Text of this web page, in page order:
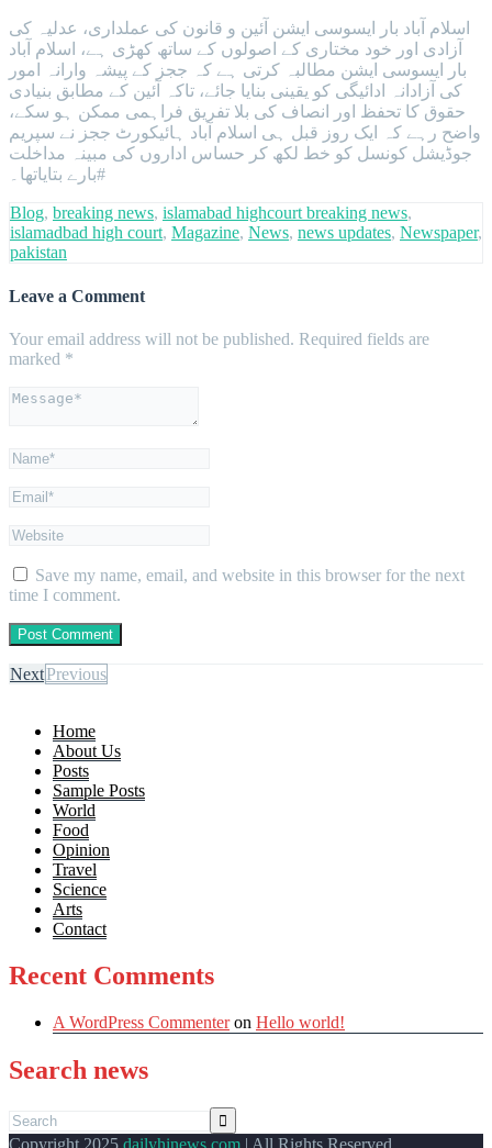
اسلام آباد بار ایسوسی ایشن آئین و قانون کی عملداری، عدلیہ کی
آزادی اور خود مختاری کے اصولوں کے ساتھ کھڑی ہے، اسلام آباد
بار ایسوسی ایشن مطالبہ کرتی ہے کہ ججز کے پیشہ وارانہ امور
کی آزادانہ ادائیگی کو یقینی بنایا جائے، تاکہ آئین کے مطابق بنیادی
حقوق کا تحفظ اور انصاف کی بلا تفریق فراہمی ممکن ہو سکے،
واضح رہے کہ ایک روز قبل ہی اسلام آباد ہائیکورٹ ججز نے سپریم
جوڈیشل کونسل کو خط لکھ کر حساس اداروں کی مبینہ مداخلت
بارے بتایاتھا۔#
Blog, breaking news, islamabad highcourt breaking news,
islamadbad high court, Magazine, News, news updates, Newspaper,
pakistan
Leave a Comment
Your email address will not be published. Required fields are
marked *
Save my name, email, and website in this browser for the next
time I comment.
NextPrevious
Home
About Us
Posts
Sample Posts
World
Food
Opinion
Travel
Science
Arts
Contact
Recent Comments
A WordPress Commenteron Hello world!
Search news
Copyright 2025 dailyhinews.com | All Rights Reserved